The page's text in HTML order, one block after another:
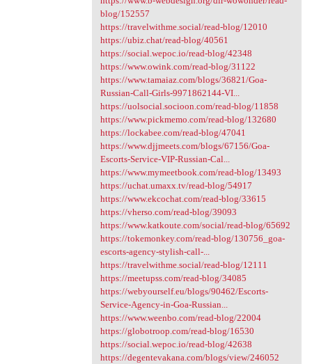
blog/152557
https://travelwithme.social/read-blog/12010
https://ubiz.chat/read-blog/40561
https://social.wepoc.io/read-blog/42348
https://www.owink.com/read-blog/31122
https://www.tamaiaz.com/blogs/36821/Goa-
Russian-Call-Girls-9971862144-VI...
https://uolsocial.socioon.com/read-blog/11858
https://www.pickmemo.com/read-blog/132680
https://lockabee.com/read-blog/47041
https://www.djjmeets.com/blogs/67156/Goa-
Escorts-Service-VIP-Russian-Cal...
https://www.mymeetbook.com/read-blog/13493
https://uchat.umaxx.tv/read-blog/54917
https://www.ekcochat.com/read-blog/33615
https://vherso.com/read-blog/39093
https://www.katkoute.com/social/read-blog/65692
https://tokemonkey.com/read-blog/130756_goa-
escorts-agency-stylish-call-...
https://travelwithme.social/read-blog/12111
https://meetupss.com/read-blog/34085
https://webyourself.eu/blogs/90462/Escorts-
Service-Agency-in-Goa-Russian...
https://www.weenbo.com/read-blog/22004
https://globotroop.com/read-blog/16530
https://social.wepoc.io/read-blog/42638
https://degentevakana.com/blogs/view/246052